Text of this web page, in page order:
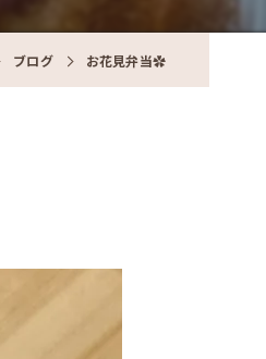
ブログ お花見弁当✿